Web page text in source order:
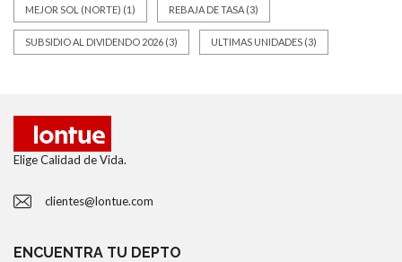
MEJOR SOL (NORTE) (1) REBAJA DE TASA (3)
SUBSIDIO AL DIVIDENDO 2026 (3) ULTIMAS UNIDADES (3)
Elige Calidad de Vida.
clientes@lontue.com
ENCUENTRA TU DEPTO